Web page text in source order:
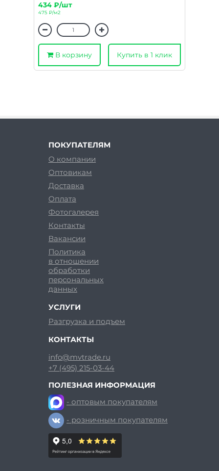
434 ₽/шт
475 ₽/м2
В корзину Купить в 1 клик
ПОКУПАТЕЛЯМ
О компании
Оптовикам
Доставка
Оплата
Фотогалерея
Контакты
Вакансии
Политика
в отношении
обработки
персональных
данных
УСЛУГИ
Разгрузка и подъем
КОНТАКТЫ
info@mvtrade.ru
+7 (495) 215-03-44
ПОЛЕЗНАЯ ИНФОРМАЦИЯ
- оптовым покупателям
- розничным покупателям